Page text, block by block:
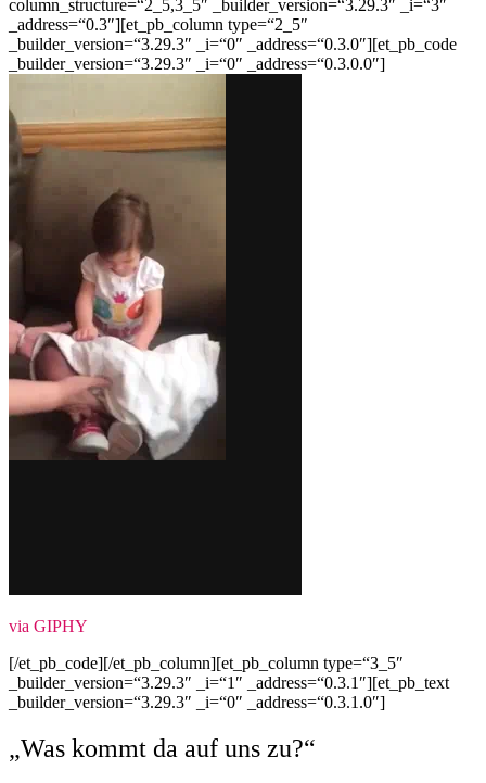
column_structure=“2_5,3_5″ _builder_version=“3.29.3″ _i=“3″
_address=“0.3″][et_pb_column type=“2_5″
_builder_version=“3.29.3″ _i=“0″ _address=“0.3.0″][et_pb_code
_builder_version=“3.29.3″ _i=“0″ _address=“0.3.0.0″]
via GIPHY
[/et_pb_code][/et_pb_column][et_pb_column type=“3_5″
_builder_version=“3.29.3″ _i=“1″ _address=“0.3.1″][et_pb_text
_builder_version=“3.29.3″ _i=“0″ _address=“0.3.1.0″]
„Was kommt da auf uns zu?“